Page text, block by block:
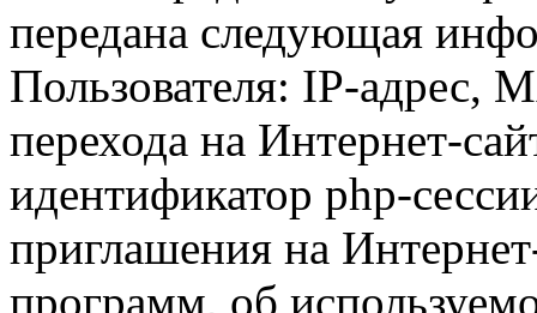
передана следующая
Пользователя: IP-адрес,
перехода на Интернет-
идентификатор php-
приглашения на
программ, об